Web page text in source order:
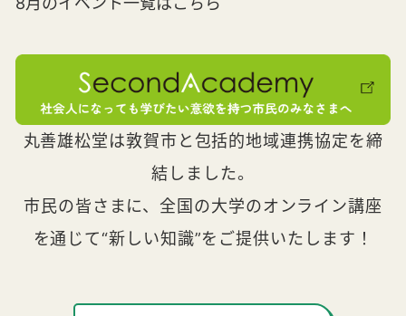
丸善雄松堂は敦賀市と包括的地域連携協定を締
結しました。
市民の皆さまに、全国の大学のオンライン講座
を通じて“新しい知識”をご提供いたします！